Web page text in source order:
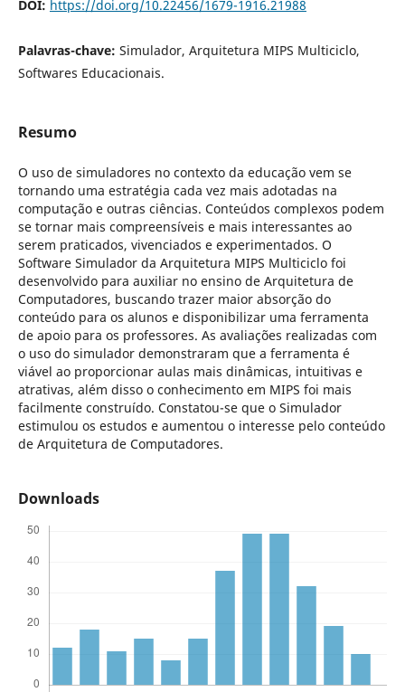
DOI: https://doi.org/10.22456/1679-1916.21988
Palavras-chave: Simulador, Arquitetura MIPS Multiciclo,
Softwares Educacionais.
Resumo
O uso de simuladores no contexto da educação vem se
tornando uma estratégia cada vez mais adotadas na
computação e outras ciências. Conteúdos complexos podem
se tornar mais compreensíveis e mais interessantes ao
serem praticados, vivenciados e experimentados. O
Software Simulador da Arquitetura MIPS Multiciclo foi
desenvolvido para auxiliar no ensino de Arquitetura de
Computadores, buscando trazer maior absorção do
conteúdo para os alunos e disponibilizar uma ferramenta
de apoio para os professores. As avaliações realizadas com
o uso do simulador demonstraram que a ferramenta é
viável ao proporcionar aulas mais dinâmicas, intuitivas e
atrativas, além disso o conhecimento em MIPS foi mais
facilmente construído. Constatou-se que o Simulador
estimulou os estudos e aumentou o interesse pelo conteúdo
de Arquitetura de Computadores.
Downloads